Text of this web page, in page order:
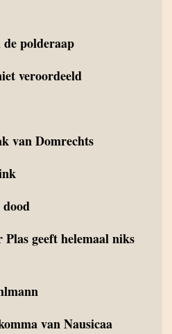
polderaap
veroordeeld
van Domrechts
geeft helemaal niks
van Nausicaa